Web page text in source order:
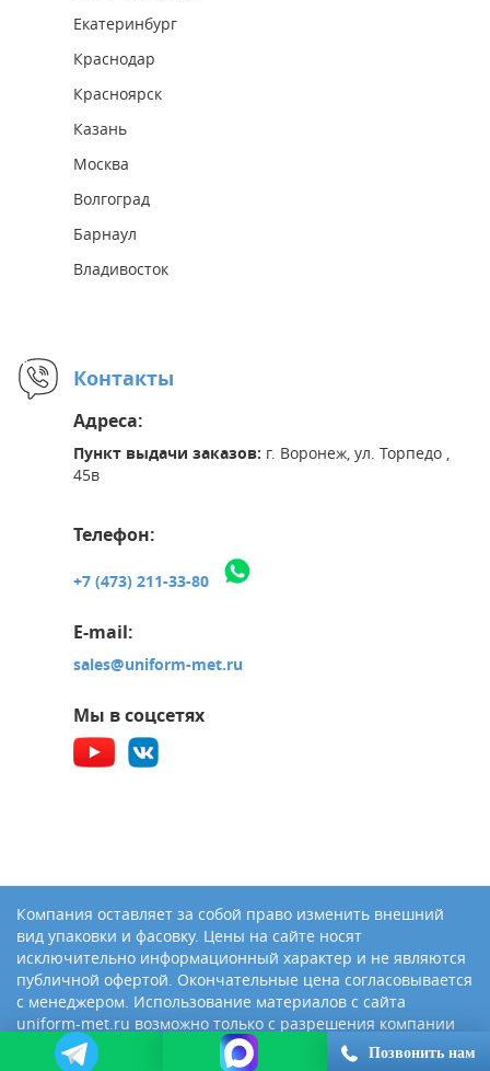
Екатеринбург
Краснодар
Красноярск
Казань
Москва
Волгоград
Барнаул
Владивосток
Контакты
Адреса:
Пункт выдачи заказов: г. Воронеж, ул. Торпедо ,
45в
Телефон:
+7 (473) 211-33-80
E-mail:
sales@uniform-met.ru
Мы в соцсетях
Компания оставляет за собой право изменить внешний
вид упаковки и фасовку. Цены на сайте носят
исключительно информационный характер и не являются
публичной офертой. Окончательные цена согласовывается
с менеджером. Использование материалов с сайта
uniform-met.ru возможно только с разрешения компании
«Юниформ-Металл»
Позвонить нам